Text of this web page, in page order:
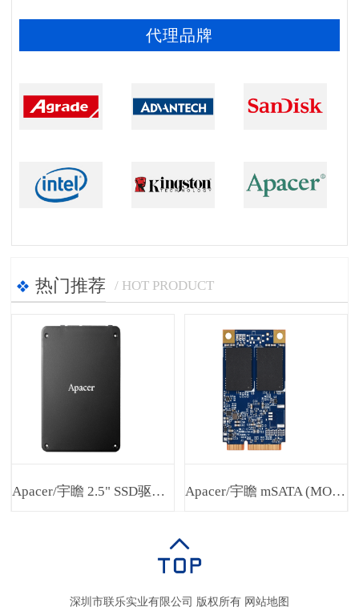
代理品牌
热门推荐 / HOT PRODUCT
Apacer/宇瞻 2.5" SSD驱动器SH25P-25 Apacer/宇瞻 mSATA (MO-300) SH250-300
深圳市联乐实业有限公司 版权所有 网站地图